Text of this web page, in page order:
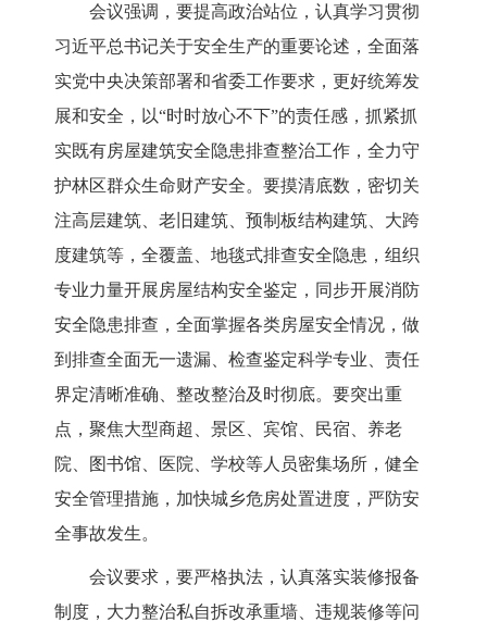
会议强调，要提高政治站位，认真学习贯彻
习近平总书记关于安全生产的重要论述，全面落
实党中央决策部署和省委工作要求，更好统筹发
展和安全，以“时时放心不下”的责任感，抓紧抓
实既有房屋建筑安全隐患排查整治工作，全力守
护林区群众生命财产安全。要摸清底数，密切关
注高层建筑、老旧建筑、预制板结构建筑、大跨
度建筑等，全覆盖、地毯式排查安全隐患，组织
专业力量开展房屋结构安全鉴定，同步开展消防
安全隐患排查，全面掌握各类房屋安全情况，做
到排查全面无一遗漏、检查鉴定科学专业、责任
界定清晰准确、整改整治及时彻底。要突出重
点，聚焦大型商超、景区、宾馆、民宿、养老
院、图书馆、医院、学校等人员密集场所，健全
安全管理措施，加快城乡危房处置进度，严防安
全事故发生。
会议要求，要严格执法，认真落实装修报备
制度，大力整治私自拆改承重墙、违规装修等问